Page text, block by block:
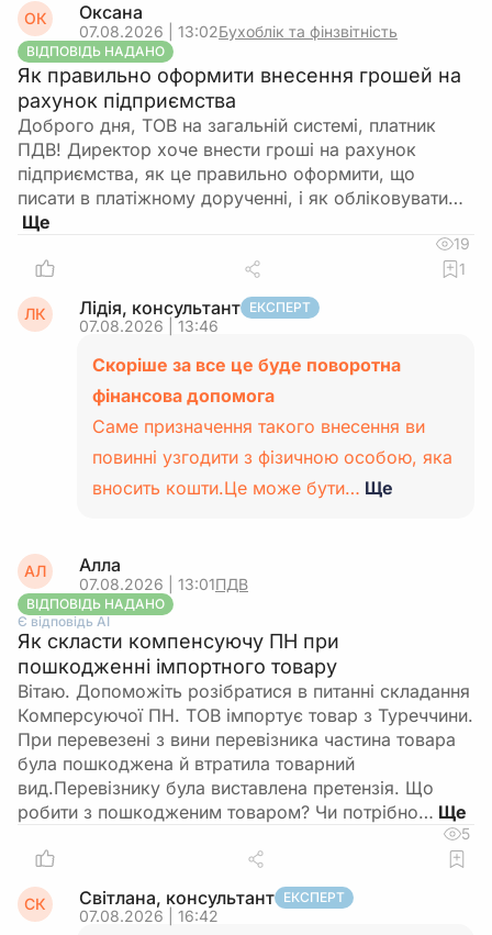
ОК Оксана
07.08.2026 | 13:02Бухоблік та фінзвітність
ВІДПОВІДЬ НАДАНО
Як правильно оформити внесення грошей на
рахунок підприємства
Доброго дня, ТОВ на загальній системі, платник
ПДВ! Директор хоче внести гроші на рахунок
підприємства, як це правильно оформити, що
писати в платіжному дорученні, і як обліковувати…
19
1
ЛК Лідія, консультант ЕКСПЕРТ
07.08.2026 | 13:46
Скоріше за все це буде поворотна
фінансова допомога
Саме призначення такого внесення ви
повинні узгодити з фізичною особою, яка
вносить кошти.Це може бути… Ще
АЛ Алла
07.08.2026 | 13:01ПДВ
ВІДПОВІДЬ НАДАНО
Є відповідь АІ
Як скласти компенсуючу ПН при
пошкодженні імпортного товару
Вітаю. Допоможіть розібратися в питанні складання
Комперсуючої ПН. ТОВ імпортує товар з Туреччини.
При перевезені з вини перевізника частина товара
була пошкоджена й втратила товарний
вид.Перевізнику була виставлена претензія. Що
робити з пошкодженим товаром? Чи потрібно…
5
СК Світлана, консультант ЕКСПЕРТ
07.08.2026 | 16:42